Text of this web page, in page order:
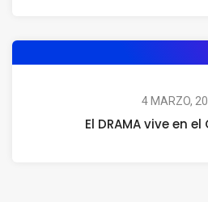
4 MARZO,
El DRAMA vive en el